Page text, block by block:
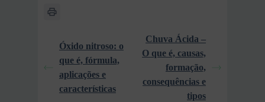
Óxido nitroso: o
que é, fórmula,
aplicações e
características
Chuva Ácida –
O que é, causas,
formação,
consequências e
tipos